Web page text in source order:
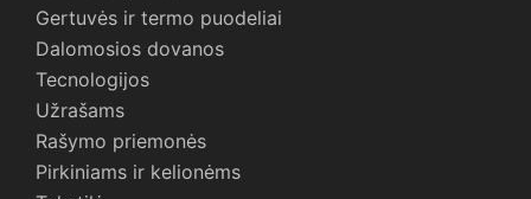
Gertuvės ir termo puodeliai
Dalomosios dovanos
Tecnologijos
Užrašams
Rašymo priemonės
Pirkiniams ir kelionėms